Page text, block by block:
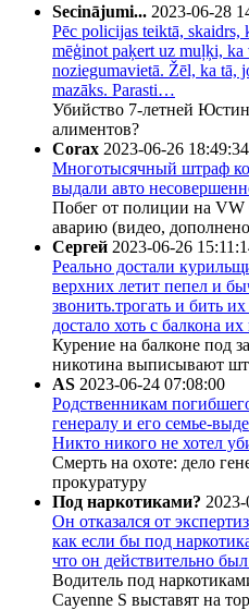
Secinājumi... 2023-06-28
Pēc policijas teiktā, skaidrs,
mēģinot paķert uz muļķi,
noziegumavietā. Žēl, ka tā,
mazāks. Parasti…
Убийство 7-летней
алиментов?
Corax 2023-06-26 18:49:34
Многотысячный штраф
выдали авто
Побег от полиции на VW
аварию (видео,
Сергей 2023-06-26
Реально достали
верхних летит пепел и
звонить.трогать и бить
достало хоть с балкона
Курение на балконе под
никотина выписывают
AS 2023-06-24 07:08:00
Родственникам
генералу и его семье-
Никто никого не хотел
Смерть на охоте: дело
прокуратуру
Под наркотиками?
Он отказался от
как если бы под
что он действительно
Водитель под
Cayenne S выставят на